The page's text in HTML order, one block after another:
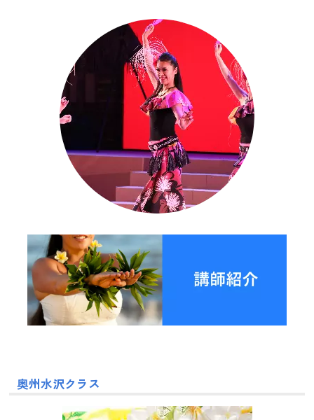
奥州水沢クラス